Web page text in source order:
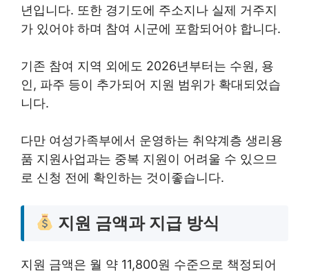
년입니다. 또한 경기도에 주소지나 실제 거주지
가 있어야 하며 참여 시군에 포함되어야 합니다.
기존 참여 지역 외에도 2026년부터는 수원, 용
인, 파주 등이 추가되어 지원 범위가 확대되었습
니다.
다만 여성가족부에서 운영하는 취약계층 생리용
품 지원사업과는 중복 지원이 어려울 수 있으므
로 신청 전에 확인하는 것이좋습니다.
지원 금액과 지급 방식
지원 금액은 월 약 11,800원 수준으로 책정되어